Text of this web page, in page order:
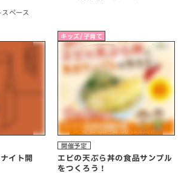
ペース
イト開
キッズ/子育て
開催予定
エビの天ぷら丼の食品サンプル
をつくろう！